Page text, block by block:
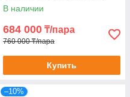
В наличии
684 000 ₸/пара
760 000 ₸/пара
Купить
–10%